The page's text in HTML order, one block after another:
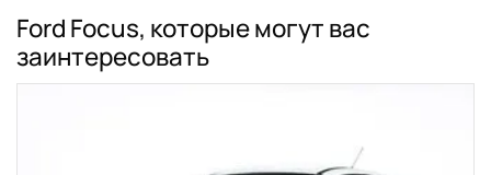
Ford Focus, которые могут вас
заинтересовать